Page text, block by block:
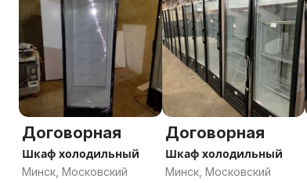
Договорная
Шкаф холодильный
Минск, Московский
Договорная
Шкаф холодильный
Минск, Московский